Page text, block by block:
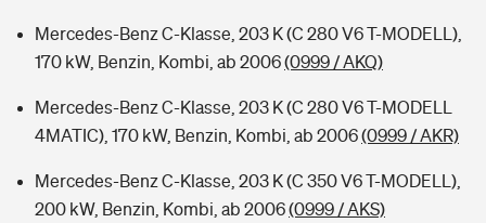
Mercedes-Benz C-Klasse, 203 K (C 280 V6 T-MODELL),
170 kW, Benzin, Kombi, ab 2006(0999 / AKQ)
Mercedes-Benz C-Klasse, 203 K (C 280 V6 T-MODELL
4MATIC), 170 kW, Benzin, Kombi, ab 2006(0999 / AKR)
Mercedes-Benz C-Klasse, 203 K (C 350 V6 T-MODELL),
200 kW, Benzin, Kombi, ab 2006(0999 / AKS)